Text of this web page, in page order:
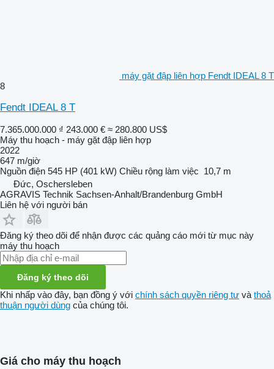
máy gặt đập liên hợp Fendt IDEAL 8 T
8
Fendt IDEAL 8 T
7.365.000.000 ₫ 243.000 € ≈ 280.800 US$
Máy thu hoạch - máy gặt đập liên hợp
2022
647 m/giờ
Nguồn điện 545 HP (401 kW) Chiều rộng làm việc 10,7 m
Đức, Oschersleben
AGRAVIS Technik Sachsen-Anhalt/Brandenburg GmbH
Liên hệ với người bán
Đăng ký theo dõi để nhận được các quảng cáo mới từ mục này
máy thu hoạch
Đăng ký theo dõi
Khi nhấp vào đây, bạn đồng ý với chính sách quyền riêng tư và thoả
thuận người dùng của chúng tôi.
Giá cho máy thu hoạch